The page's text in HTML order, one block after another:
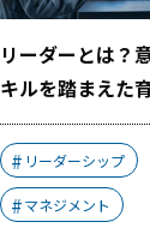
リーダーとは？
キルを踏まえた
リーダーシップ
マネジメント